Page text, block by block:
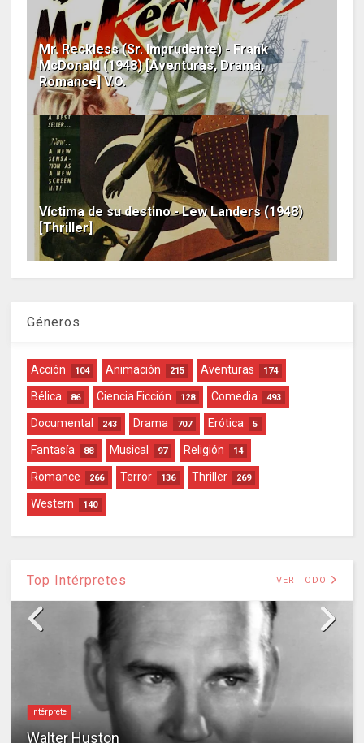
Mr. Reckless (Sr. Imprudente) - Frank
McDonald (1948) [Aventuras, Drama,
Romance] V.O.
Víctima de su destino - Lew Landers (1948)
[Thriller]
Géneros
Acción 104 Animación 215 Aventuras 174
Bélica 86 Ciencia Ficción 128 Comedia 493
Documental 243 Drama 707 Erótica 5
Fantasía 88 Musical 97 Religión 14
Romance 266 Terror 136 Thriller 269
Western 140
Top Intérpretes VER TODO
Intérprete
Walter Huston